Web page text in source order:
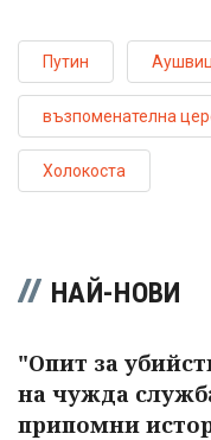
Путин
възпоменателна
Холокоста
НАЙ-НОВИ
"Опит за
на чужда
припомни